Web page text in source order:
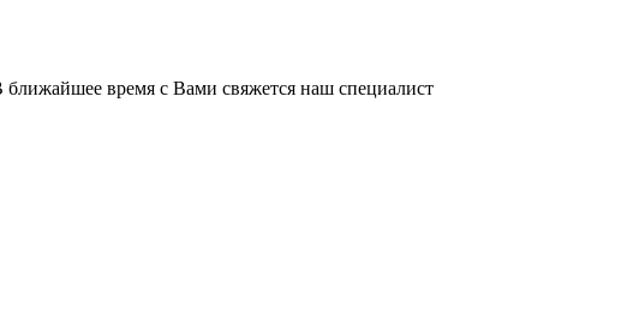
время с Вами свяжется наш специалист